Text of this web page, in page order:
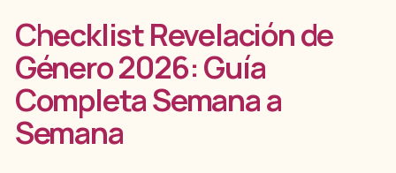
Checklist Revelación de
Género 2026: Guía
Completa Semana a
Semana